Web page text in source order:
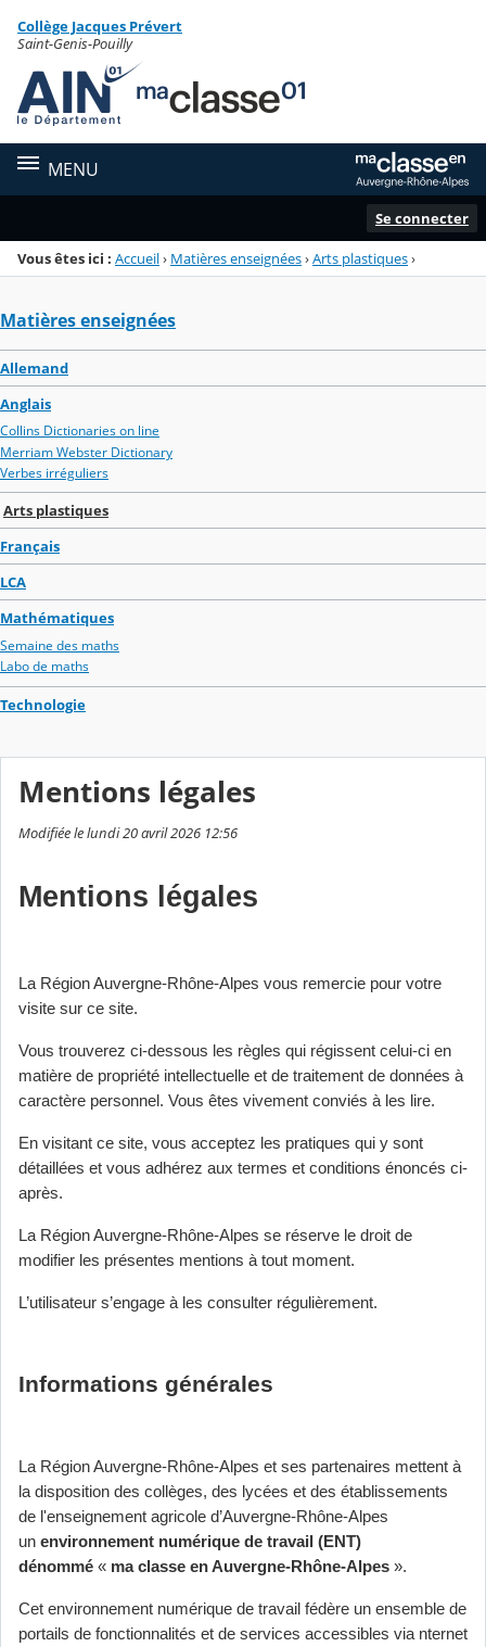
Menu de la rubrique
Contenu
Collège Jacques Prévert
Saint-Genis-Pouilly
MENU
Se connecter
Vous êtes ici : Accueil› Matières enseignées›Arts plastiques›
Matières enseignées
Allemand
Anglais
Collins Dictionaries on line
Merriam Webster Dictionary
Verbes irréguliers
Arts plastiques
Français
LCA
Mathématiques
Semaine des maths
Labo de maths
Technologie
Mentions légales
Modifiée le lundi 20 avril 2026 12:56
Mentions légales
La Région Auvergne-Rhône-Alpes vous remercie pour votre
visite sur ce site.
Vous trouverez ci-dessous les règles qui régissent celui-ci en
matière de propriété intellectuelle et de traitement de données à
caractère personnel. Vous êtes vivement conviés à les lire.
En visitant ce site, vous acceptez les pratiques qui y sont
détaillées et vous adhérez aux termes et conditions énoncés ci-
après.
La Région Auvergne-Rhône-Alpes se réserve le droit de
modifier les présentes mentions à tout moment.
L’utilisateur s’engage à les consulter régulièrement.
Informations générales
La Région Auvergne-Rhône-Alpes et ses partenaires mettent à
la disposition des collèges, des lycées et des établissements
de l'enseignement agricole d’Auvergne-Rhône-Alpes
un environnement numérique de travail (ENT)
dénommé « ma classe en Auvergne-Rhône-Alpes ».
Cet environnement numérique de travail fédère un ensemble de
portails de fonctionnalités et de services accessibles via nternet